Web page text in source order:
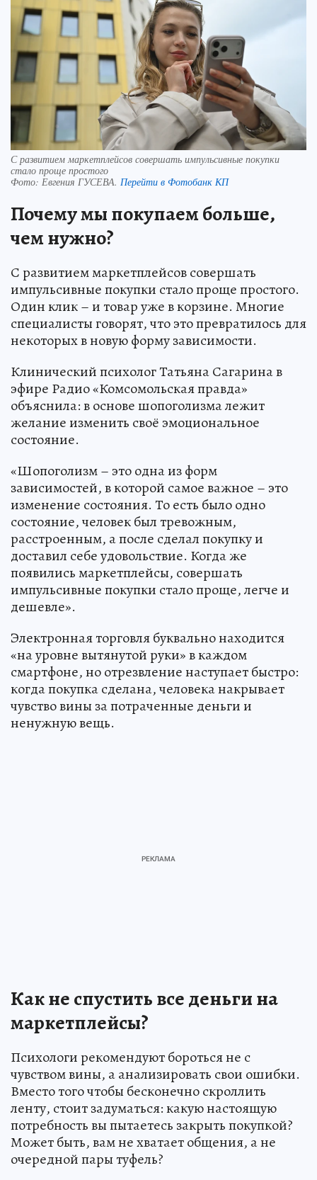
С развитием маркетплейсов совершать импульсивные покупки
стало проще простого
Фото: Евгения ГУСЕВА. Перейти в Фотобанк КП
Почему мы покупаем больше,
чем нужно?
С развитием маркетплейсов совершать
импульсивные покупки стало проще простого.
Один клик – и товар уже в корзине. Многие
специалисты говорят, что это превратилось для
некоторых в новую форму зависимости.
Клинический психолог Татьяна Сагарина в
эфире Радио «Комсомольская правда»
объяснила: в основе шопоголизма лежит
желание изменить своё эмоциональное
состояние.
«Шопоголизм – это одна из форм
зависимостей, в которой самое важное – это
изменение состояния. То есть было одно
состояние, человек был тревожным,
расстроенным, а после сделал покупку и
доставил себе удовольствие. Когда же
появились маркетплейсы, совершать
импульсивные покупки стало проще, легче и
дешевле».
Электронная торговля буквально находится
«на уровне вытянутой руки» в каждом
смартфоне, но отрезвление наступает быстро:
когда покупка сделана, человека накрывает
чувство вины за потраченные деньги и
ненужную вещь.
Как не спустить все деньги на
маркетплейсы?
Психологи рекомендуют бороться не с
чувством вины, а анализировать свои ошибки.
Вместо того чтобы бесконечно скроллить
ленту, стоит задуматься: какую настоящую
потребность вы пытаетесь закрыть покупкой?
Может быть, вам не хватает общения, а не
очередной пары туфель?